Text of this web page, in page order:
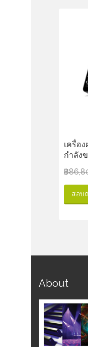
เครื่อ
กำลังข
฿
สอบ
About